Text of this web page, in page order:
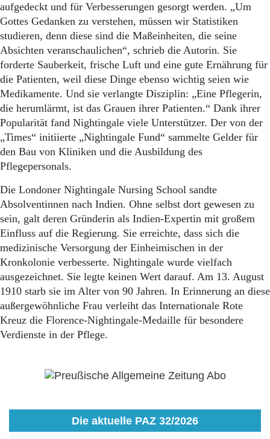
aufgedeckt und für Verbesserungen gesorgt werden. „Um
Gottes Gedanken zu verstehen, müssen wir Statistiken
studieren, denn diese sind die Maßeinheiten, die seine
Absichten veranschaulichen“, schrieb die Autorin. Sie
forderte Sauberkeit, frische Luft und eine gute Ernährung für
die Patienten, weil diese Dinge ebenso wichtig seien wie
Medikamente. Und sie verlangte Disziplin: „Eine Pflegerin,
die herumlärmt, ist das Grauen ihrer Patienten.“ Dank ihrer
Popularität fand Nightingale viele Unterstützer. Der von der
„Times“ initiierte „Nightingale Fund“ sammelte Gelder für
den Bau von Kliniken und die Ausbildung des
Pflegepersonals.
Die Londoner Nightingale Nursing School sandte
Absolventinnen nach Indien. Ohne selbst dort gewesen zu
sein, galt deren Gründerin als Indien-Expertin mit großem
Einfluss auf die Regierung. Sie erreichte, dass sich die
medizinische Versorgung der Einheimischen in der
Kronkolonie verbesserte. Nightingale wurde vielfach
ausgezeichnet. Sie legte keinen Wert darauf. Am 13. August
1910 starb sie im Alter von 90 Jahren. In Erinnerung an diese
außergewöhnliche Frau verleiht das Internationale Rote
Kreuz die Florence-Nightingale-Medaille für besondere
Verdienste in der Pflege.
Die aktuelle PAZ 32/2026